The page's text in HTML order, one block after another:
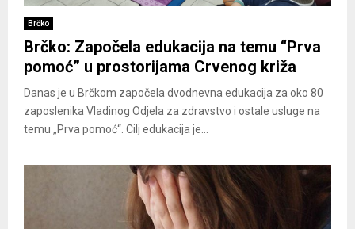
Brčko
Brčko: Započela edukacija na temu “Prva
pomoć” u prostorijama Crvenog križa
Danas je u Brčkom započela dvodnevna edukacija za oko 80
zaposlenika Vladinog Odjela za zdravstvo i ostale usluge na
temu „Prva pomoć“. Cilj edukacija je...